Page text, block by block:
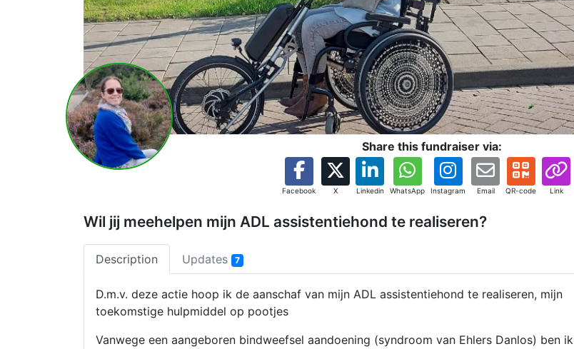
Share this fundraiser via:
Facebook X Linkedin WhatsApp Instagram Email QR-code Link
Wil jij meehelpen mijn ADL assistentiehond te realiseren?
Description Updates 7
D.m.v. deze actie hoop ik de aanschaf van mijn ADL assistentiehond te realiseren, mijn
toekomstige hulpmiddel op pootjes
Vanwege een aangeboren bindweefsel aandoening (syndroom van Ehlers Danlos) ben ik